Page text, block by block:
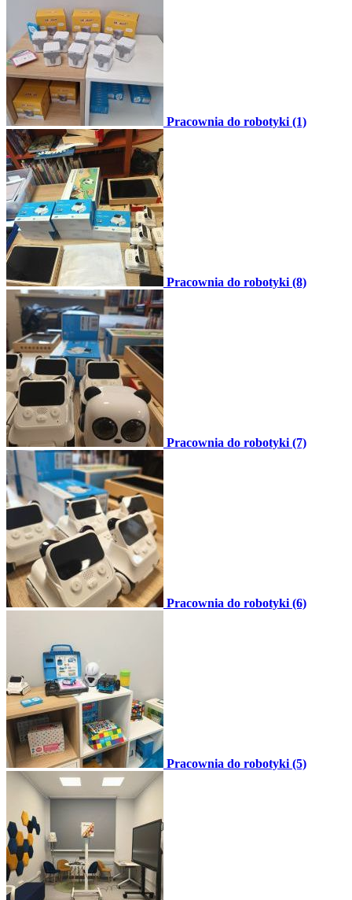
Pracownia do robotyki (1)
Pracownia do robotyki (8)
Pracownia do robotyki (7)
Pracownia do robotyki (6)
Pracownia do robotyki (5)